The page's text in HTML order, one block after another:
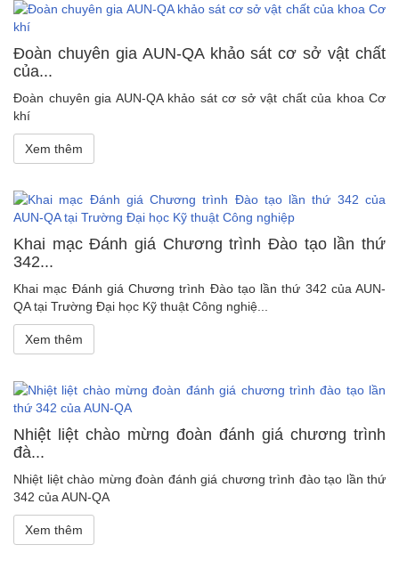
Đoàn chuyên gia AUN-QA khảo sát cơ sở vật chất
của...
Đoàn chuyên gia AUN-QA khảo sát cơ sở vật chất của khoa Cơ
khí
Xem thêm
Khai mạc Đánh giá Chương trình Đào tạo lần thứ
342...
Khai mạc Đánh giá Chương trình Đào tạo lần thứ 342 của AUN-
QA tại Trường Đại học Kỹ thuật Công nghiệ...
Xem thêm
Nhiệt liệt chào mừng đoàn đánh giá chương trình
đà...
Nhiệt liệt chào mừng đoàn đánh giá chương trình đào tạo lần thứ
342 của AUN-QA
Xem thêm